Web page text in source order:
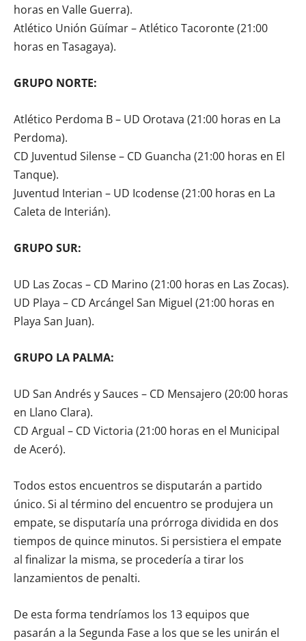
horas en Valle Guerra).
Atlético Unión Güímar – Atlético Tacoronte (21:00
horas en Tasagaya).
GRUPO NORTE:
Atlético Perdoma B – UD Orotava (21:00 horas en La
Perdoma).
CD Juventud Silense – CD Guancha (21:00 horas en El
Tanque).
Juventud Interian – UD Icodense (21:00 horas en La
Caleta de Interián).
GRUPO SUR:
UD Las Zocas – CD Marino (21:00 horas en Las Zocas).
UD Playa – CD Arcángel San Miguel (21:00 horas en
Playa San Juan).
GRUPO LA PALMA:
UD San Andrés y Sauces – CD Mensajero (20:00 horas
en Llano Clara).
CD Argual – CD Victoria (21:00 horas en el Municipal
de Aceró).
Todos estos encuentros se disputarán a partido
único. Si al término del encuentro se produjera un
empate, se disputaría una prórroga dividida en dos
tiempos de quince minutos. Si persistiera el empate
al finalizar la misma, se procedería a tirar los
lanzamientos de penalti.
De esta forma tendríamos los 13 equipos que
pasarán a la Segunda Fase a los que se les unirán el